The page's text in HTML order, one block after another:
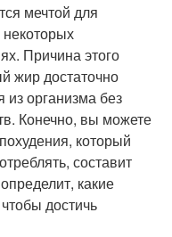
мечтой для
Причина этого
жир достаточно
организма без
Конечно, вы можете
который
составит
какие
достичь